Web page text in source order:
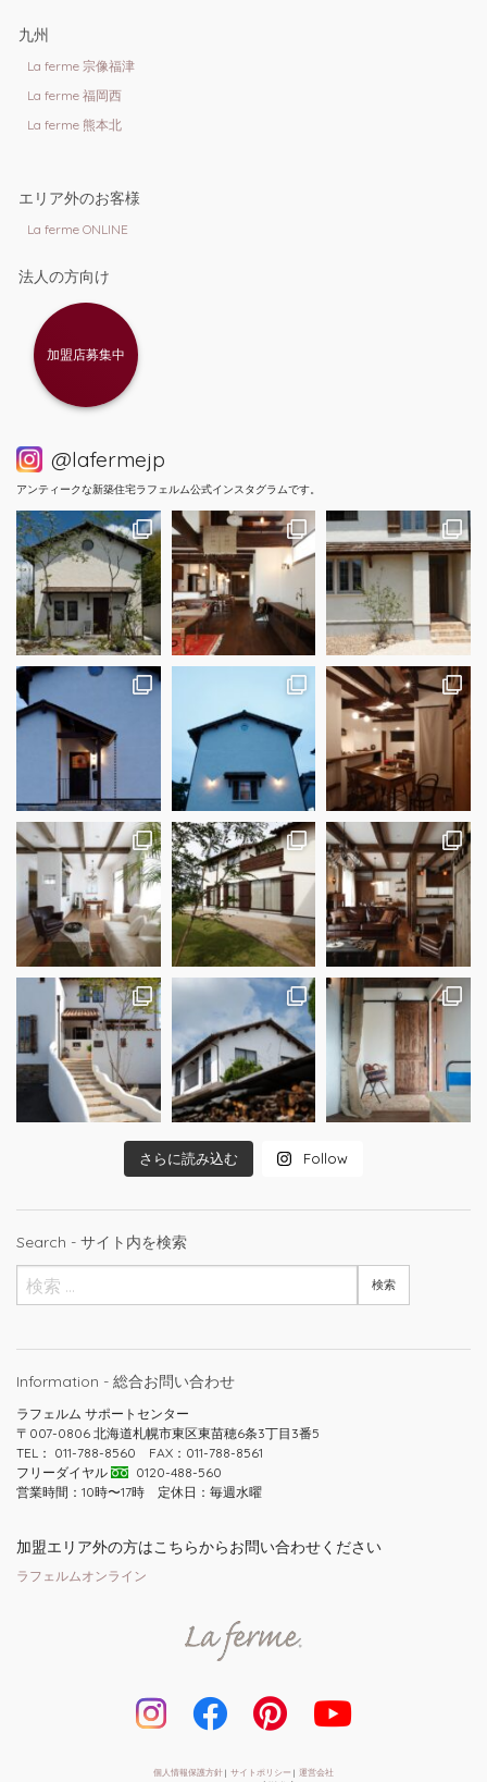
九州
La ferme 宗像福津
La ferme 福岡西
La ferme 熊本北
エリア外のお客様
La ferme ONLINE
法人の方向け
加盟店募集中
@lafermejp
アンティークな新築住宅ラフェルム公式インスタグラムです。
さらに読み込む Follow
Search - サイト内を検索
Information - 総合お問い合わせ
ラフェルム サポートセンター
〒007-0806 北海道札幌市東区東苗穂6条3丁目3番5
TEL： 011-788-8560 FAX：011-788-8561
フリーダイヤル
0120-488-560
営業時間：10時〜17時 定休日：毎週水曜
加盟エリア外の方はこちらからお問い合わせください
ラフェルムオンライン
個人情報保護方針 | サイトポリシー | 運営会社